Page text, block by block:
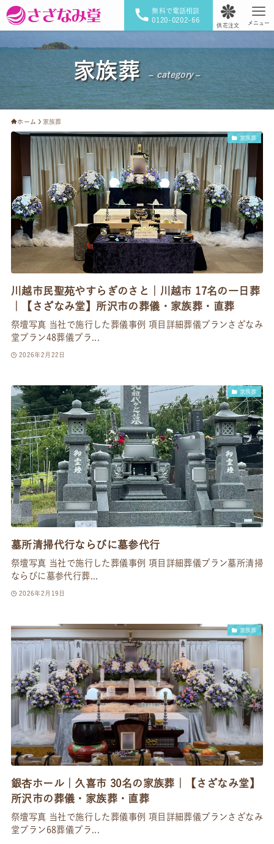
無料で電話相談
0120-0202-66
供花注文 メニュー
家族葬 – category –
ホーム 家族葬
家族葬
川越市民聖苑やすらぎのさと｜川越市 17名の一日葬
｜【さざなみ堂】所沢市の葬儀・家族葬・直葬
祭壇写真 当社で施行した葬儀事例 項目詳細葬儀プランさざなみ
堂プラン48葬儀プラ...
2026年2月22日
家族葬
墓所清掃代行ならびに墓参代行
祭壇写真 当社で施行した葬儀事例 項目詳細葬儀プラン墓所清掃
ならびに墓参代行葬...
2026年2月19日
家族葬
銀杏ホール｜久喜市 30名の家族葬｜【さざなみ堂】
所沢市の葬儀・家族葬・直葬
祭壇写真 当社で施行した葬儀事例 項目詳細葬儀プランさざなみ
堂プラン68葬儀プラ...